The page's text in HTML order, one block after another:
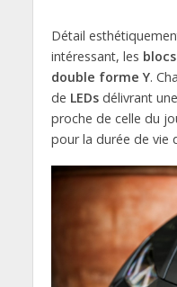
Détail
intéressant, les
double forme Y.
de LEDsdélivrant
proche de celle du
pour la durée de vie